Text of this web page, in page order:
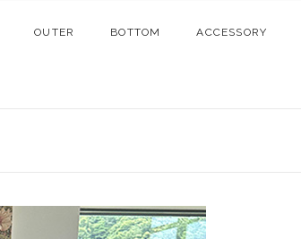
OUTER BOTTOM ACCESSORY